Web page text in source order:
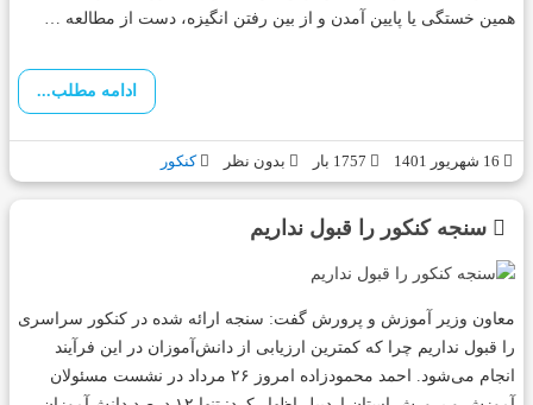
همین خستگی یا پایین آمدن و از بین رفتن انگیزه، دست از مطالعه …
ادامه مطلب...
بدون نظر کنکور
سنجه کنکور را قبول نداریم
معاون وزیر آموزش و پرورش گفت: سنجه ارائه شده در کنکور سراسری
را قبول نداریم چرا که کمترین ارزیابی از دانش‌آموزان در این فرآیند
انجام می‌شود. احمد محمودزاده امروز ۲۶ مرداد در نشست مسئولان